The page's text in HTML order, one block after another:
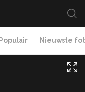
Populair Nieuwste